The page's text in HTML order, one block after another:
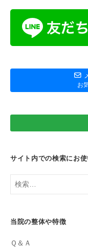
お
サイト内での検索にお
検
索:
当院の整体や特徴
Ｑ＆Ａ